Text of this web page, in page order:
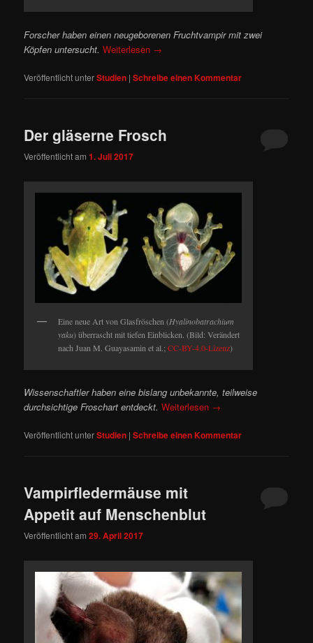
Forscher haben einen neugeborenen Fruchtvampir mit zwei
Köpfen untersucht. Weiterlesen →
Veröffentlicht unterStudien |Schreibe einen Kommentar
Der gläserne Frosch
Veröffentlicht am1. Juli 2017
Eine neue Art von Glasfröschen (Hyalinobatrachium
yaku) überrascht mit tiefen Einblicken. (Bild: Verändert
nach Juan M. Guayasamin et al.;CC-BY-4.0-Lizenz)
Wissenschaftler haben eine bislang unbekannte, teilweise
durchsichtige Froschart entdeckt. Weiterlesen →
Veröffentlicht unterStudien |Schreibe einen Kommentar
Vampirfledermäuse mit
Appetit auf Menschenblut
Veröffentlicht am29. April 2017